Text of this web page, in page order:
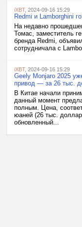
iXBT, 2024-09-16 15:29
Redmi и Lamborghini
На недавно
Томас, заместитель
бренда Redmi,
сотрудничала с
iXBT, 2024-09-16 15:29
Geely Monjaro 2025
привод — за 26 тыс.
В Китае начали
данный момент
полным. Цена,
юаней (26 тыс.
обновленный...